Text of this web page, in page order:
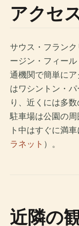
アクセ
サウス・フラン
ージン・フィー
通機関で簡単に
はワシントン・
り、近くには多
駐車場は公園の
ト中はすぐに満
ラネット ）。
近隣の